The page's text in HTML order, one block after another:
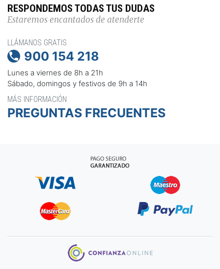
RESPONDEMOS TODAS TUS DUDAS
Estaremos encantados de atenderte
LLÁMANOS GRATIS
 900 154 218
Lunes a viernes de 8h a 21h
Sábado, domingos y festivos de 9h a 14h
MÁS INFORMACIÓN
PREGUNTAS FRECUENTES